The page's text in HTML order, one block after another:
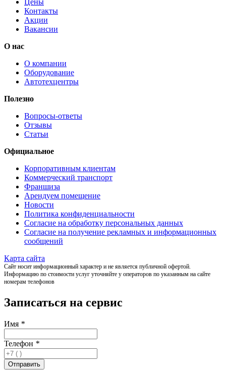
Цены
Контакты
Акции
Вакансии
О нас
О компании
Оборудование
Автотехцентры
Полезно
Вопросы-ответы
Отзывы
Статьи
Официальное
Корпоративным клиентам
Коммерческий транспорт
Франшиза
Арендуем помещение
Новости
Политика конфиденциальности
Согласие на обработку персональных данных
Согласие на получение рекламных и информационных
сообщений
Карта сайта
Сайт носит информационный характер и не является публичной офертой.
Информацию по стоимости услуг уточняйте у операторов по указанным на сайте
номерам телефонов
Записаться на сервис
Имя *
Телефон *